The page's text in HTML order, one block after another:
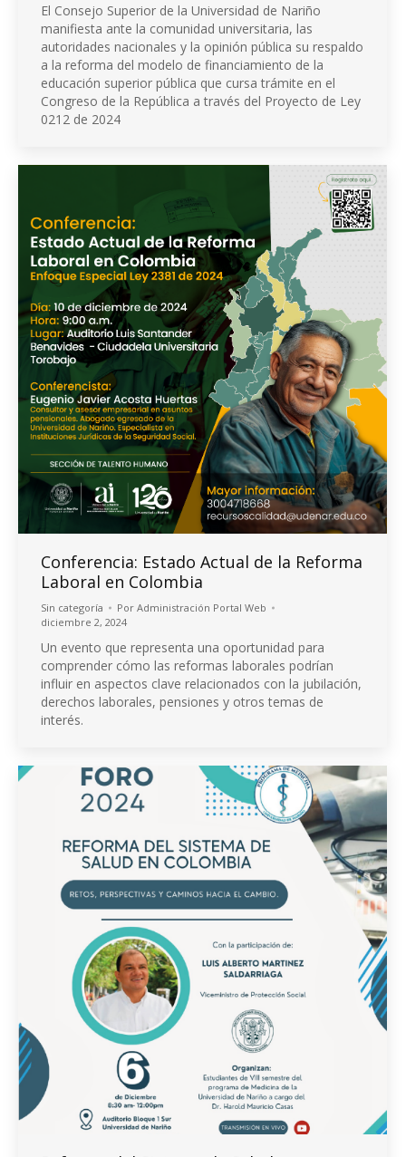
El Consejo Superior de la Universidad de Nariño
manifiesta ante la comunidad universitaria, las
autoridades nacionales y la opinión pública su respaldo
a la reforma del modelo de financiamiento de la
educación superior pública que cursa trámite en el
Congreso de la República a través del Proyecto de Ley
0212 de 2024
Conferencia: Estado Actual de la Reforma
Laboral en Colombia
Sin categoría Por Administración Portal Web
diciembre 2, 2024
Un evento que representa una oportunidad para
comprender cómo las reformas laborales podrían
influir en aspectos clave relacionados con la jubilación,
derechos laborales, pensiones y otros temas de
interés.